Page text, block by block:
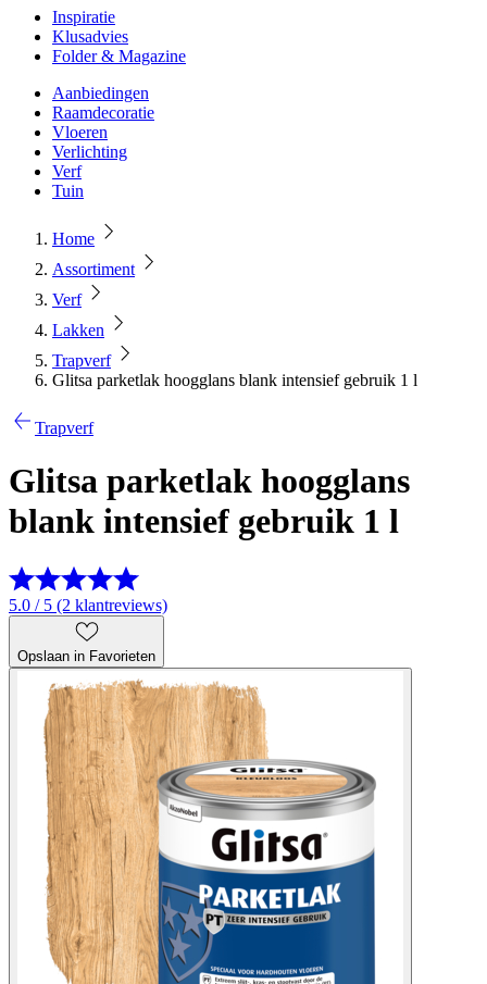
Inspiratie
Klusadvies
Folder & Magazine
Aanbiedingen
Raamdecoratie
Vloeren
Verlichting
Verf
Tuin
Home
Assortiment
Verf
Lakken
Trapverf
Glitsa parketlak hoogglans blank intensief gebruik 1 l
Trapverf
Glitsa parketlak hoogglans
blank intensief gebruik 1 l
5.0 / 5 (2 klantreviews)
Opslaan in Favorieten